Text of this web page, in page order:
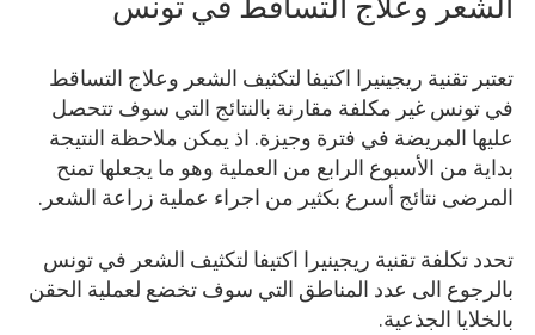
الشعر وعلاج التساقط في تونس
تعتبر تقنية ريجينيرا اكتيفا لتكثيف الشعر وعلاج التساقط
في تونس غير مكلفة مقارنة بالنتائج التي سوف تتحصل
عليها المريضة في فترة وجيزة. اذ يمكن ملاحظة النتيجة
بداية من الأسبوع الرابع من العملية وهو ما يجعلها تمنح
المرضى نتائج أسرع بكثير من اجراء عملية زراعة الشعر.
تحدد تكلفة تقنية ريجينيرا اكتيفا لتكثيف الشعر في تونس
بالرجوع الى عدد المناطق التي سوف تخضع لعملية الحقن
بالخلايا الجذعية.